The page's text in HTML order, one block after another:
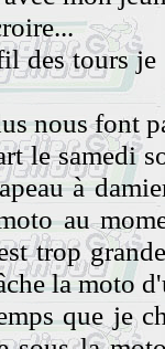
tours je
nous font
samedi
à
au
trop
la moto
que je